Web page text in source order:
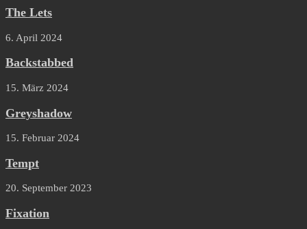
The Lets
6. April 2024
Backstabbed
15. März 2024
Greyshadow
15. Februar 2024
Tempt
20. September 2023
Fixation